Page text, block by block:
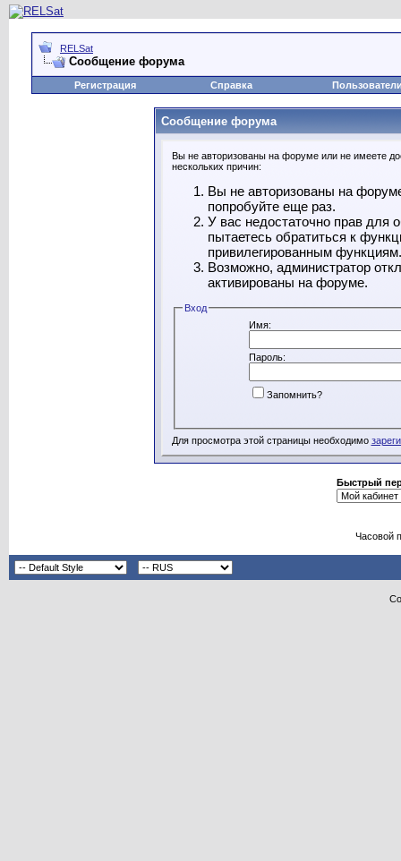
RELSat
Сообщение форума
Регистрация Справка
Сообщение форума
Вы не авторизованы на форуме или не имеете
нескольких причин:
Вы не авторизованы на
попробуйте еще раз.
У вас недостаточно прав для
пытаетесь обратиться к
привилегированным функциям.
Возможно, администратор
активированы на форуме.
Вход
Имя:
Пароль:
Запомнить?
Для просмотра этой страницы необходимо
Быстрый
Часовой